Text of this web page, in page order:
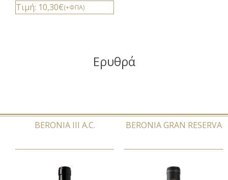
Τιμή: 10,30€(+ΦΠΑ)
Ερυθρά
BERONIA III A.C. BERONIA GRAN RESERVA